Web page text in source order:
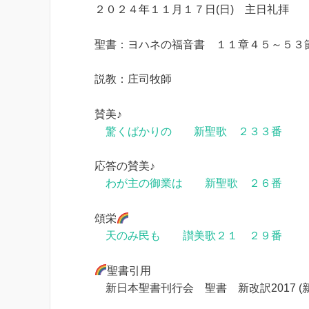
２０２４年１１月１７日(日) 主日礼拝
聖書：ヨハネの福音書 １１章４５～５３
説教：庄司牧師
賛美♪
驚くばかりの 新聖歌 ２３３番
応答の賛美♪
わが主の御業は 新聖歌 ２６番
頌栄
天のみ民も 讃美歌２１ ２９番
聖書引用
新日本聖書刊行会 聖書 新改訳2017 (